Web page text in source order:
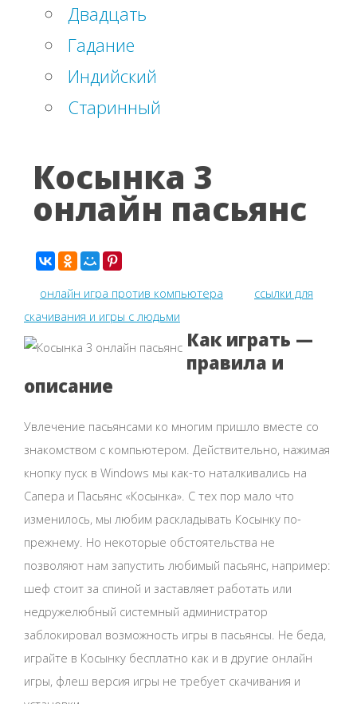
Двадцать
Гадание
Индийский
Старинный
Косынка 3
онлайн пасьянс
онлайн игра против компьютера
ссылки для
скачивания и игры с людьми
Как играть —
правила и
описание
Увлечение пасьянсами ко многим пришло вместе со
знакомством с компьютером. Действительно, нажимая
кнопку пуск в Windows мы как-то наталкивались на
Сапера и Пасьянс «Косынка». С тех пор мало что
изменилось, мы любим раскладывать Косынку по-
прежнему. Но некоторые обстоятельства не
позволяют нам запустить любимый пасьянс, например:
шеф стоит за спиной и заставляет работать или
недружелюбный системный администратор
заблокировал возможность игры в пасьянсы. Не беда,
играйте в Косынку бесплатно как и в другие онлайн
игры, флеш версия игры не требует скачивания и